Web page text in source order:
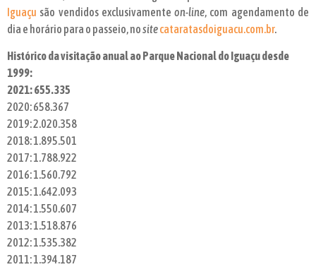
Iguaçu são vendidos exclusivamenteon-line, com agendamento de
dia e horário para o passeio, nositecataratasdoiguacu.com.br.
Histórico da visitação anual ao Parque Nacional do Iguaçu desde
1999:
2021: 655.335
2020: 658.367
2019: 2.020.358
2018: 1.895.501
2017: 1.788.922
2016: 1.560.792
2015: 1.642.093
2014: 1.550.607
2013: 1.518.876
2012: 1.535.382
2011: 1.394.187